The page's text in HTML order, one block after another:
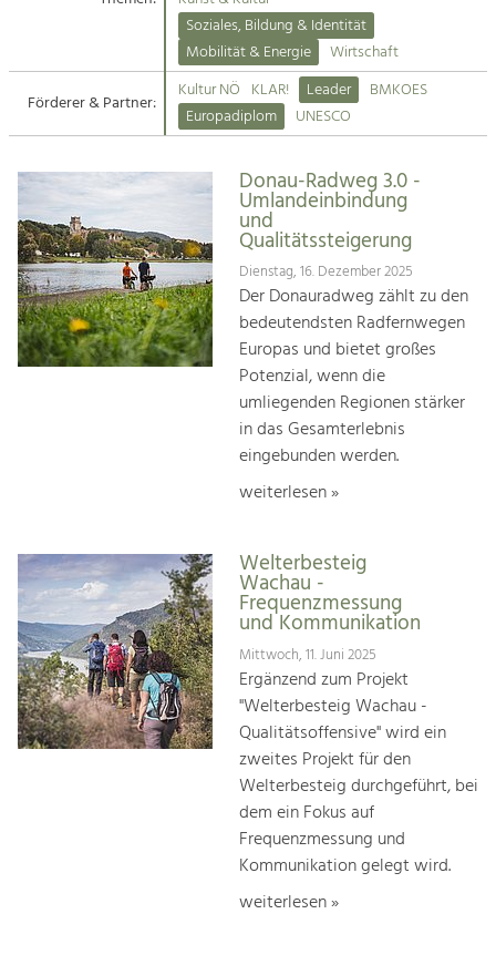
Suche
Impressum
Kontakt
Angebotsentwicklung und
Handwerk, Wissenschaft und Forschung.
Soziales, Bildung &
Identität
Gleichberechtigung, Jugend und
Integration
Mobilität & Energie
Klimawandel, öffentlicher Verkehr und
Steigerung regionaler Wertschöpfung
Soziales, Bildung & Identität
Mobilität & Energie
Wirtschaft
Förderer & Partner:
Kultur NÖ KLAR! Leader
BMKOES
Europadiplom
UNESCO
Donau-Radweg 3.0 -
Umlandeinbindung
und
Qualitätssteigerung
Dienstag, 16. Dezember 2025
Der Donauradweg zählt zu den
bedeutendsten Radfernwegen
Europas und bietet großes
Potenzial, wenn die
umliegenden Regionen stärker
in das Gesamterlebnis
eingebunden werden.
weiterlesen »
Welterbesteig
Wachau -
Frequenzmessung
und Kommunikation
Mittwoch, 11. Juni 2025
Ergänzend zum Projekt
"Welterbesteig Wachau -
Qualitätsoffensive" wird ein
zweites Projekt für den
Welterbesteig durchgeführt, bei
dem ein Fokus auf
Frequenzmessung und
Kommunikation gelegt wird.
weiterlesen »